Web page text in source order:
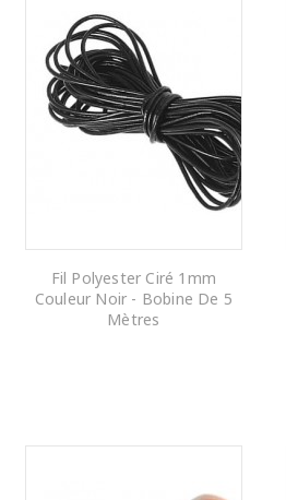
Fil Polyester Ciré 1mm
Couleur Noir - Bobine De 5
Mètres